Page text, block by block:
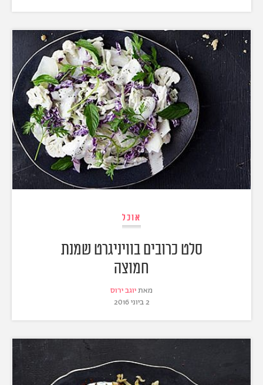
אוכל
סלט כרובים בוויניגרט שמנת
חמוצה
מאתיוגב ירוס
2 ביוני 2016